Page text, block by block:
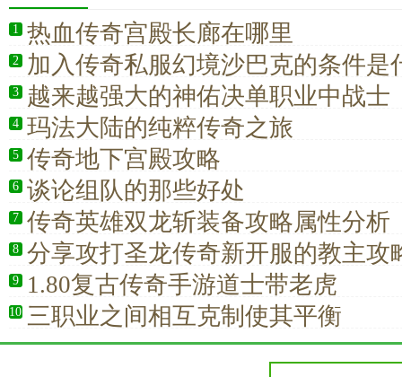
1 热血传奇宫殿长廊在哪里
2 加入传奇私服幻境沙巴克的条件是
3 越来越强大的神佑决单职业中战士
4 玛法大陆的纯粹传奇之旅
5 传奇地下宫殿攻略
6 谈论组队的那些好处
7 传奇英雄双龙斩装备攻略属性分析
8 分享攻打圣龙传奇新开服的教主攻
9 1.80复古传奇手游道士带老虎
10 三职业之间相互克制使其平衡